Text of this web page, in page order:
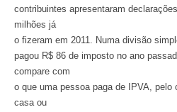
contribuintes apresentaram
milhões já
o fizeram em 2011. Numa divisão
pagou R$ 86 de imposto no ano
compare com
o que uma pessoa paga de IPVA,
casa ou